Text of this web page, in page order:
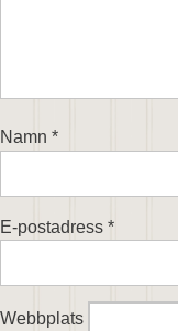
Namn *
E-postadress *
Webbplats